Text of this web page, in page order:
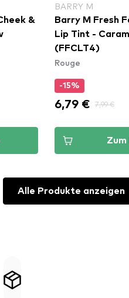
&
BARRY M
Barry M Fresh
Lip Tint -
(FFCLT4)
Rouge
-15%
6,79 € 7,99 €
Zum
Alle Produkte anzeigen